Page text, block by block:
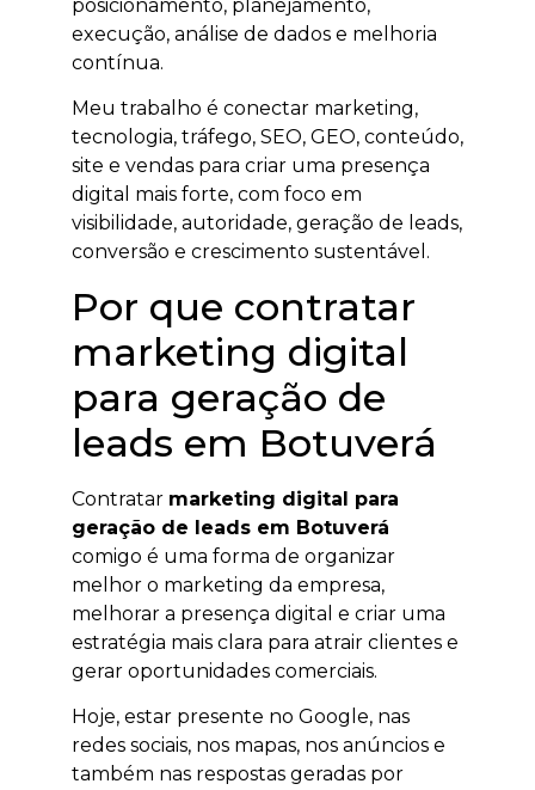
posicionamento, planejamento,
execução, análise de dados e melhoria
contínua.
Meu trabalho é conectar marketing,
tecnologia, tráfego, SEO, GEO, conteúdo,
site e vendas para criar uma presença
digital mais forte, com foco em
visibilidade, autoridade, geração de leads,
conversão e crescimento sustentável.
Por que contratar
marketing digital
para geração de
leads em Botuverá
Contratar marketing digital para
geração de leads em Botuverá
comigo é uma forma de organizar
melhor o marketing da empresa,
melhorar a presença digital e criar uma
estratégia mais clara para atrair clientes e
gerar oportunidades comerciais.
Hoje, estar presente no Google, nas
redes sociais, nos mapas, nos anúncios e
também nas respostas geradas por